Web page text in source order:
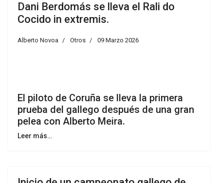
Dani Berdomás se lleva el Rali do
Cocido in extremis.
Alberto Novoa Otros 09 Marzo 2026
El piloto de Coruña se lleva la primera
prueba del gallego después de una gran
pelea con Alberto Meira.
Leer más…